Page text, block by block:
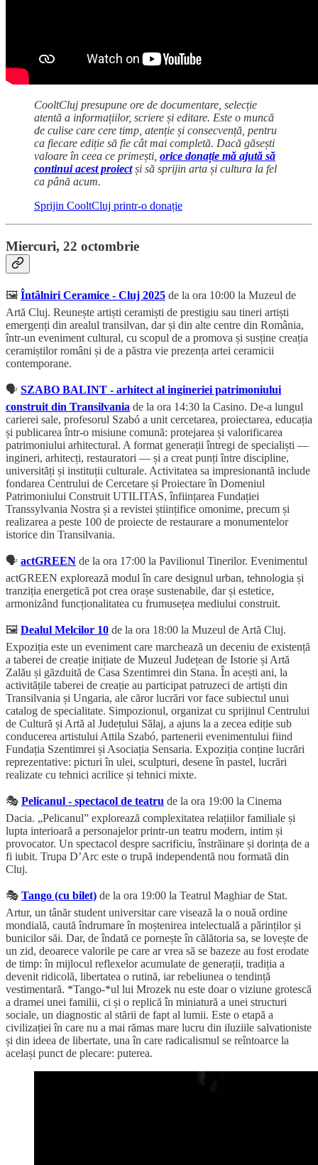
CooltCluj presupune ore de documentare, selecție
atentă a informațiilor, scriere și editare. Este o muncă
de culise care cere timp, atenție și consecvență, pentru
ca fiecare ediție să fie cât mai completă. Dacă găsești
valoare în ceea ce primești, orice donație mă ajută să
continui acest proiectși să sprijin arta și cultura la fel
ca până acum.
Sprijin CooltCluj printr-o donație
Miercuri, 22 octombrie
🖼️ Întâlniri Ceramice - Cluj 2025 de la ora 10:00 la Muzeul de
Artă Cluj. Reunește artiști ceramiști de prestigiu sau tineri artiști
emergenți din arealul transilvan, dar și din alte centre din România,
într-un eveniment cultural, cu scopul de a promova și susține creația
ceramiștilor români și de a păstra vie prezența artei ceramicii
contemporane.
🗣️ SZABO BALINT - arhitect al ingineriei patrimoniului
construit din Transilvania de la ora 14:30 la Casino. De-a lungul
carierei sale, profesorul Szabó a unit cercetarea, proiectarea, educația
și publicarea într-o misiune comună: protejarea și valorificarea
patrimoniului arhitectural. A format generații întregi de specialiști —
ingineri, arhitecți, restauratori — și a creat punți între discipline,
universități și instituții culturale. Activitatea sa impresionantă include
fondarea Centrului de Cercetare și Proiectare în Domeniul
Patrimoniului Construit UTILITAS, înființarea Fundației
Transsylvania Nostra și a revistei științifice omonime, precum și
realizarea a peste 100 de proiecte de restaurare a monumentelor
istorice din Transilvania.
🗣️ actGREEN de la ora 17:00 la Pavilionul Tinerilor. Evenimentul
actGREEN explorează modul în care designul urban, tehnologia și
tranziția energetică pot crea orașe sustenabile, dar și estetice,
armonizând funcționalitatea cu frumusețea mediului construit.
🖼️ Dealul Melcilor 10 de la ora 18:00 la Muzeul de Artă Cluj.
Expoziția este un eveniment care marchează un deceniu de existență
a taberei de creație inițiate de Muzeul Județean de Istorie și Artă
Zalău și găzduită de Casa Szentimrei din Stana. În acești ani, la
activitățile taberei de creație au participat patruzeci de artiști din
Transilvania și Ungaria, ale căror lucrări vor face subiectul unui
catalog de specialitate. Simpozionul, organizat cu sprijinul Centrului
de Cultură și Artă al Județului Sălaj, a ajuns la a zecea ediție sub
conducerea artistului Attila Szabó, partenerii evenimentului fiind
Fundația Szentimrei și Asociația Sensaria. Expoziția conține lucrări
reprezentative: picturi în ulei, sculpturi, desene în pastel, lucrări
realizate cu tehnici acrilice și tehnici mixte.
🎭 Pelicanul - spectacol de teatru de la ora 19:00 la Cinema
Dacia. „Pelicanul” explorează complexitatea relațiilor familiale și
lupta interioară a personajelor printr-un teatru modern, intim și
provocator. Un spectacol despre sacrificiu, înstrăinare și dorința de a
fi iubit. Trupa D’Arc este o trupă independentă nou formată din
Cluj.
🎭 Tango (cu bilet) de la ora 19:00 la Teatrul Maghiar de Stat.
Artur, un tânăr student universitar care visează la o nouă ordine
mondială, caută îndrumare în moștenirea intelectuală a părinților și
bunicilor săi. Dar, de îndată ce pornește în călătoria sa, se lovește de
un zid, deoarece valorile pe care ar vrea să se bazeze au fost erodate
de timp: în mijlocul reflexelor acumulate de generații, tradiția a
devenit ridicolă, libertatea o rutină, iar rebeliunea o tendință
vestimentară. *Tango-*ul lui Mrozek nu este doar o viziune grotescă
a dramei unei familii, ci și o replică în miniatură a unei structuri
sociale, un diagnostic al stării de fapt al lumii. Este o etapă a
civilizației în care nu a mai rămas mare lucru din iluziile salvationiste
și din ideea de libertate, una în care radicalismul se reîntoarce la
același punct de plecare: puterea.